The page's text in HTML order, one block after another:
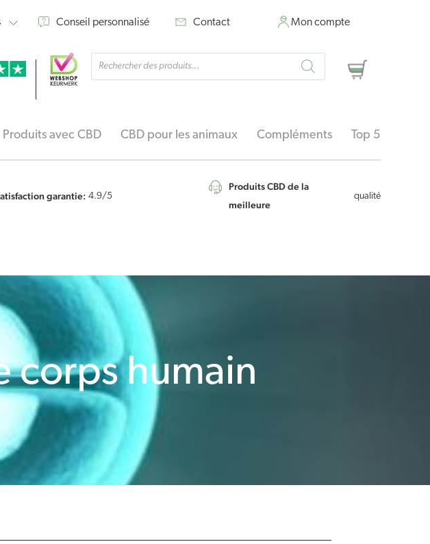
Conseil personnalisé Contact Mon compte
Recherche
de
produits
Panier
Produits avec CBD CBD pour les animaux Compléments Top 5
garantie: 4.9/5
Produits CBD de la
meilleure
qualité
corps humain